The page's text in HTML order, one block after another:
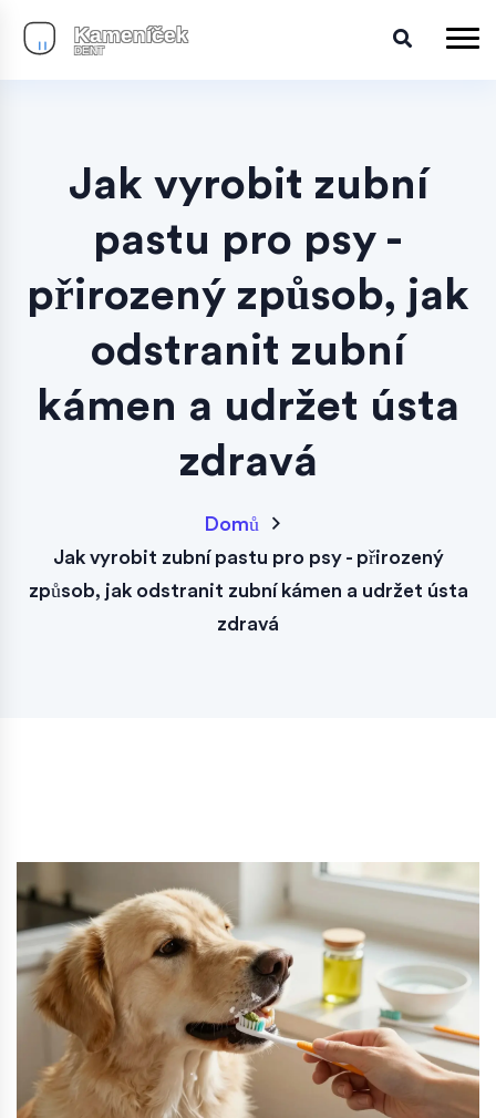
Jak vyrobit zubní
pastu pro psy -
přirozený způsob, jak
odstranit zubní
kámen a udržet ústa
zdravá
Domů
Jak vyrobit zubní pastu pro psy - přirozený
způsob, jak odstranit zubní kámen a udržet ústa
zdravá